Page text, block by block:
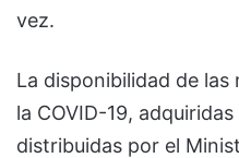
vez.
La disponibilidad de
la COVID-19,
distribuidas por el